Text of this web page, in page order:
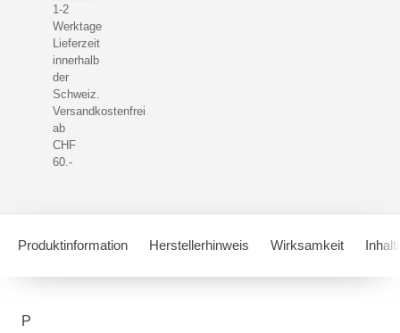
1-2
Werktage
Lieferzeit
innerhalb
der
Schweiz.
Versandkostenfrei
ab
CHF
60.-
Produktinformation Herstellerhinweis Wirksamkeit
P